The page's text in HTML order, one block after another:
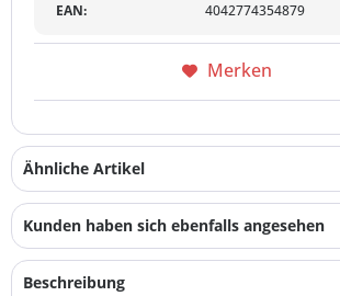
EAN:
4042774354879
Merken
Ähnliche Artikel
Kunden haben sich ebenfalls angesehen
Beschreibung